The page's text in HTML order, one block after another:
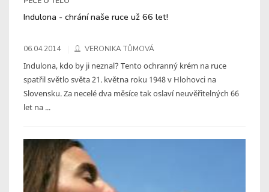
Indulona - chrání naše ruce už 66 let!
06.04.2014 VERONIKA TŮMOVÁ
Indulona, kdo by ji neznal? Tento ochranný krém na ruce
spatřil světlo světa 21. května roku 1948 v Hlohovci na
Slovensku. Za necelé dva měsíce tak oslaví neuvěřitelných 66
let na ...